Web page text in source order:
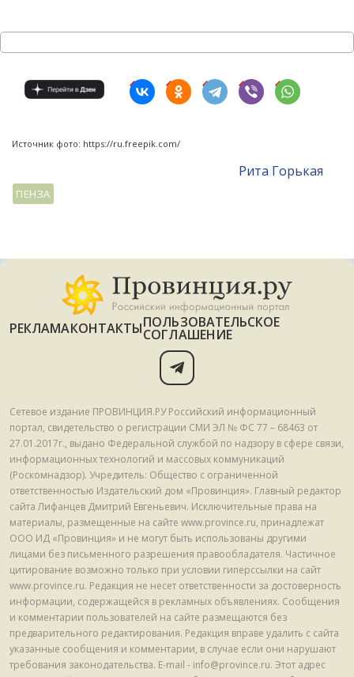
Источник фото: https://ru.freepik.com/
Рита Горькая
ПЕНЗА
РЕКЛАМАКОНТАКТЫПОЛЬЗОВАТЕЛЬСКОЕ
СОГЛАШЕНИЕ
Сетевое издание ПРОВИНЦИЯ.РУ Российский информационный
портал, свидетельство о регистрации СМИ ЭЛ № ФС 77 – 68463 от
27.01.2017г., выдано Федеральной службой по надзору в сфере связи,
информационных технологий и массовых коммуникаций
(Роскомнадзор). Учредитель: Общество с ограниченной
ответственностью Издательский дом «Провинция». Главный редактор
сайта Лифанцев Дмитрий Евгеньевич. Исключительные права на
материалы, размещенные на сайте www.province.ru, принадлежат
ООО ИД «Провинция» и не могут быть использованы другими
лицами без письменного разрешения правообладателя. Частичное
цитирование возможно только при условии гиперссылки на сайт
www.province.ru. Редакция не несет ответственности за достоверность
информации, содержащейся в рекламных объявлениях. Сообщения
и комментарии пользователей на сайте размещаются без
предварительного редактирования. Редакция вправе удалить с сайта
указанные сообщения и комментарии, в случае если они нарушают
требования законодательства. E-mail - info@province.ru. Этот адрес